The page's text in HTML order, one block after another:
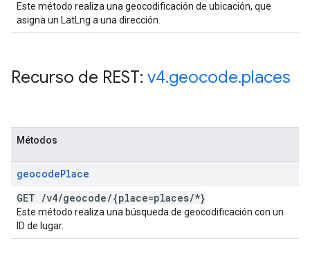
Este método realiza una geocodificación de ubicación, que
asigna un LatLng a una dirección.
Recurso de REST: v4.geocode.places
Métodos
geocodePlace
GET /v4/geocode/{place=places/*}
Este método realiza una búsqueda de geocodificación con un
ID de lugar.